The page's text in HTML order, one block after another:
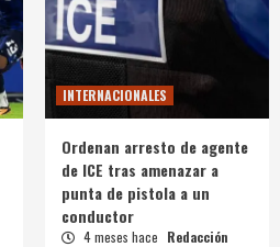
INTERNACIONALES
Ordenan arresto de agente
de ICE tras amenazar a
punta de pistola a un
conductor
4 meses hace Redacción